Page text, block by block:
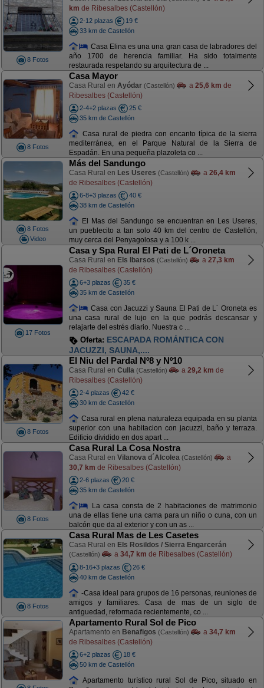
8 Fotos
km de Ribesalbes (Castellón)
2-12 plazas
19 €
33 km de Castellón
Casa Elina es una una gran casa de labradores del
año 1700 de herencia familiar. Ha sido totalmente
restaurada respetando su arquitectura de ...
8 Fotos
Casa Mayor
Casa Rural en Ayódar (Castellón) a 25,6 km de
Ribesalbes (Castellón)
2-4+2 plazas
25 €
35 km de Castellón
Casa rural de piedra con encanto típica de la sierra
mediterránea, en el Parque Natural de la Sierra de
Espadán. En una pequeña plazoleta co ...
8 Fotos
Video
Más del Sandungo
Casa Rural en Les Useres (Castellón) a 26,4 km
de Ribesalbes (Castellón)
6-8+3 plazas
40 €
38 km de Castellón
El Mas del Sandungo se encuentran en Les Useres,
un pueblecito a tan solo 40 km del centro de Castellón,
muy cerca del Penyagolosa y a 100 k ...
17 Fotos
Casa y Spa Rural El Pati de L´Oroneta
Casa Rural en Els Ibarsos (Castellón) a 27,3 km
de Ribesalbes (Castellón)
6+3 plazas
35 €
35 km de Castellón
Casa con Jacuzzi y Sauna El Pati de L´ Oroneta es
una casa rural de lujo en la que podrás descansar y
relajarte del estrés diario. Nuestra c ...
Oferta: ESCAPADA ROMÁNTICA CON
JACUZZI, SAUNA,....
8 Fotos
El Niu del Pardal Nº8 y Nº10
Casa Rural en Culla (Castellón) a 29,2 km de
Ribesalbes (Castellón)
2-4 plazas
42 €
30 km de Castellón
Casa rural en plena naturaleza equipada en su planta
superior con una habitacion con jacuzzi, baño y terraza.
Edificio dividido en dos apart ...
8 Fotos
Casa Rural La Cosa Nostra
Casa Rural en Vilanova d´Alcolea (Castellón)
a
30,7 km de Ribesalbes (Castellón)
2-6 plazas
20 €
35 km de Castellón
La casa consta de 2 habitaciones de matrimonio
una de ellas tiene una cama para un niño o cuna, con un
balcón que da al exterior y con un as ...
8 Fotos
Casa Rural Mas de Les Casetes
Casa Rural en Els Rosildos / Sierra Engarcerán
(Castellón) a 34,7 km de Ribesalbes (Castellón)
8-16+3 plazas
26 €
40 km de Castellón
-Casa ideal para grupos de 16 personas, reuniones de
amigos y familiares. Casa de mas de un siglo de
antiguedad, reformada recientemente, co ...
Apartamento Rural Sol de Pico
Apartamento en Benafigos (Castellón) a 34,7 km
de Ribesalbes (Castellón)
6+2 plazas
18 €
50 km de Castellón
Apartamento turístico rural Sol de Pico, situado en